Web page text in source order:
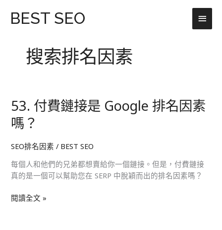
BEST SEO
主
要
搜索排名因素
53. 付費鏈接是 Google 排名因素
嗎？
SEO排名因素 / BEST SEO
每個人和他們的兄弟都想賣給你一個鏈接。但是，付費鏈接
真的是一個可以幫助您在 SERP 中脫穎而出的排名因素嗎？
53.
付
費
接
是
Google
排
名
因
閱讀全文 »